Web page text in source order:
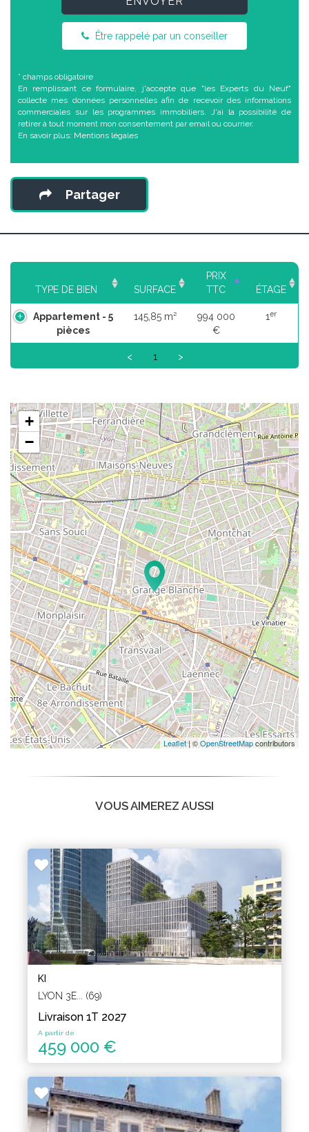
Être rappelé par un conseiller
* champs obligatoire
En remplissant ce formulaire, j'accepte que "les Experts du Neuf"
collecte mes données personnelles afin de recevoir des informations
commerciales sur les programmes immobiliers. J'ai la possibilité de
retirer à tout moment mon consentement par email ou courrier.
En savoir plus: Mentions légales
Partager
TYPE DE BIEN SURFACE
PRIX
TTC
ÉTAGE
Appartement - 5
pièces
145,85 m²
994 000
€
1er
< 1 >
+
−
Leaflet| ©OpenStreetMapcontributors
VOUS AIMEREZ AUSSI
KI
LYON 3E... (69)
Livraison 1T 2027
A partir de
459 000 €